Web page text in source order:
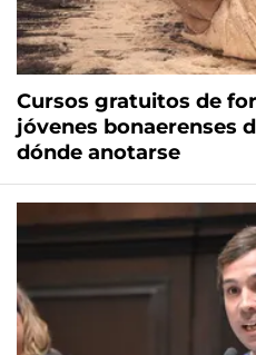
Cursos gratuitos de
jóvenes bonaerenses
dónde anotarse